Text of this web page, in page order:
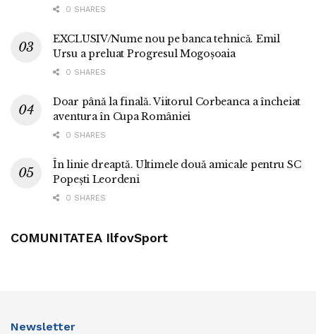
0 SHARES
EXCLUSIV/Nume nou pe banca tehnică. Emil
Ursu a preluat Progresul Mogoșoaia
0 SHARES
Doar până la finală. Viitorul Corbeanca a încheiat
aventura în Cupa României
0 SHARES
În linie dreaptă. Ultimele două amicale pentru SC
Popești Leordeni
0 SHARES
COMUNITATEA IlfovSport
Newsletter